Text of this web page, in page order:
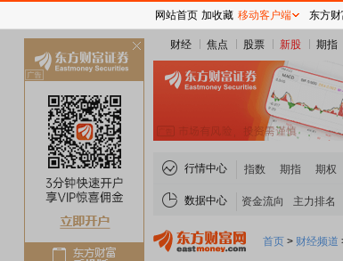
财经 焦点 股票 新股 期指
行情中心 指数 期指 期权
数据中心 资金流向 主力排名
首页 > 财经频道
网站首页 加收藏 移动客户端 东方财
关